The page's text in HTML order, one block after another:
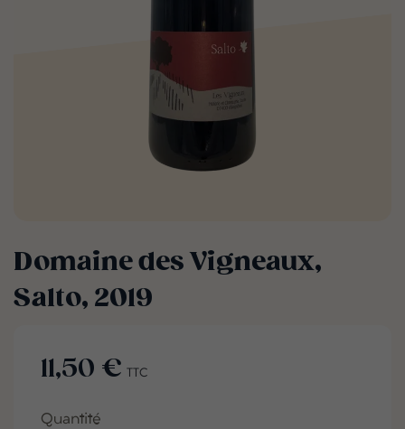
Domaine des Vigneaux,
Salto, 2019
11,50 € TTC
Quantité